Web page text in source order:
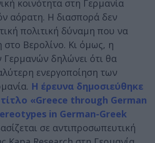
κοινότητα στη Γερμανία
αόρατη. Η διασπορά δεν
πολιτική δύναμη που να
στο Βερολίνο. Κι όμως, η
Γερμανών δηλώνει ότι θα
ενεργοποίηση των
Η έρευνα δημοσιεύθηκε
«Greece through German
in German-Greek
σε αντιπροσωπευτική